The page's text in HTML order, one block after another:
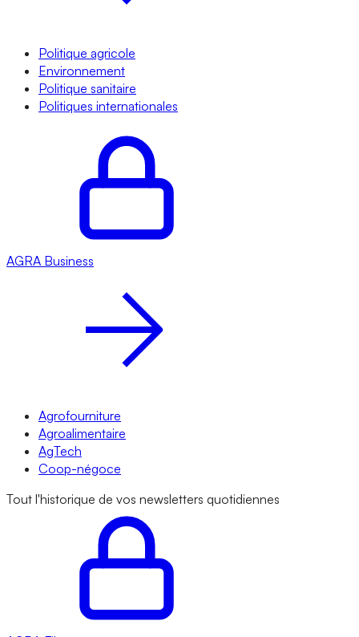
Politique agricole
Environnement
Politique sanitaire
Politiques internationales
AGRA Business
Agrofourniture
Agroalimentaire
AgTech
Coop-négoce
Tout l'historique de vos newsletters quotidiennes